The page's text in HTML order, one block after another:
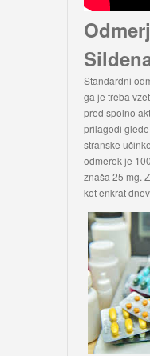
Standardni
ga je treba
pred spolno
prilagodi
stranske
odmerek je
znaša 25 mg.
kot enkrat